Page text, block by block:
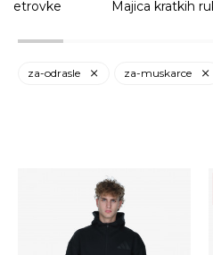
Majica kratkih
za-odrasle za-muskarce